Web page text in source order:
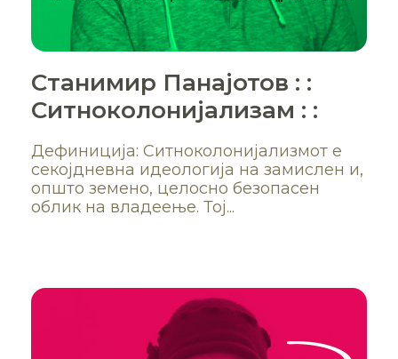
Станимир Панајотов : :
Ситноколонијализам : :
Дефиниција: Ситноколонијализмот е
секојдневна идеологија на замислен и,
општо земено, целосно безопасен
облик на владеење. Тој...